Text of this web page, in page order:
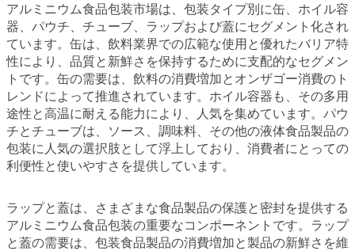
アルミニウム食品包装市場は、包装タイプ別に缶、ホイル容
器、パウチ、チューブ、ラップおよび蓋にセグメント化され
ています。缶は、飲料業界での広範な使用と優れたバリア特
性により、品質と新鮮さを保持するために支配的なセグメン
トです。缶の需要は、飲料の消費増加とオンザゴー消費のト
レンドによって推進されています。ホイル容器も、その多用
途性と高温に耐える能力により、人気を集めています。パウ
チとチューブは、ソース、調味料、その他の液体食品製品の
包装に人気の選択肢として浮上しており、消費者にとっての
利便性と使いやすさを提供しています。
ラップと蓋は、さまざまな食品製品の保護と密封を提供する
アルミニウム食品包装の重要なコンポーネントです。ラップ
と蓋の需要は、包装食品製品の消費増加と製品の新鮮さを維